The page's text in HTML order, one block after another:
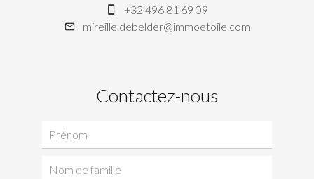
+32 496 81 69 09
mireille.debelder@immoetoile.com
Contactez-nous